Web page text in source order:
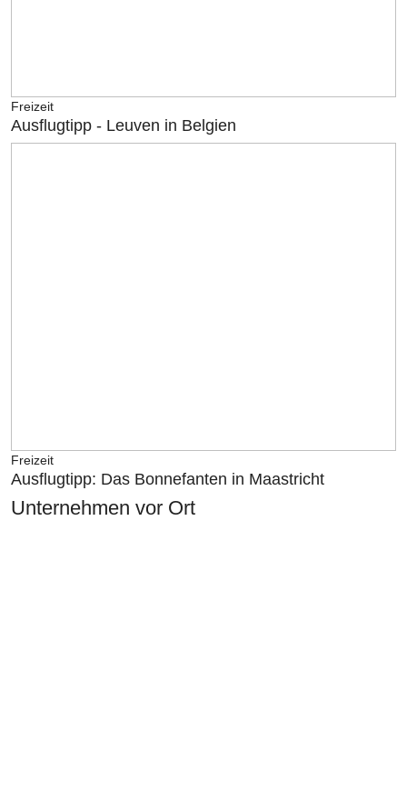
Freizeit
Ausflugtipp - Leuven in Belgien
Freizeit
Ausflugtipp: Das Bonnefanten in Maastricht
Unternehmen vor Ort